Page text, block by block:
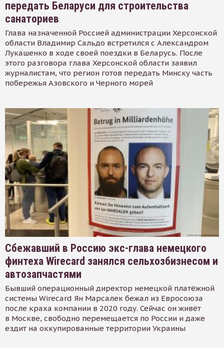
передать Беларуси для строительства
санаториев
Глава назначенной Россией администрации Херсонской
области Владимир Сальдо встретился с Александром
Лукашенко в ходе своей поездки в Беларусь. После
этого разговора глава Херсонской области заявил
журналистам, что регион готов передать Минску часть
побережья Азовского и Черного морей
Сбежавший в Россию экс-глава немецкого
финтеха Wirecard занялся сельхозбизнесом и
автозапчастями
Бывший операционный директор немецкой платёжной
системы Wirecard Ян Марсалек бежал из Евросоюза
после краха компании в 2020 году. Сейчас он живёт
в Москве, свободно перемещается по России и даже
ездит на оккупированные территории Украины